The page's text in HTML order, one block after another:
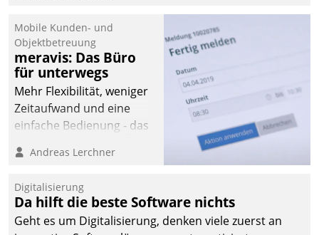
und Beschwerde-Management einen eigenen Kanal
ein.
Mobile Kunden- und
Objektbetreuung
meravis: Das Büro
für unterwegs
Mehr Flexibilität, weniger
Zeitaufwand und eine
einfache Bedienung - das
Cockpit für mobile
Datatrain. Die meravis
Wohnungsbau- und
Immobilien GmbH hat
Andreas Lerchner
Digitalisierung
Da hilft die beste Software nichts
Geht es um Digitalisierung, denken viele zuerst an